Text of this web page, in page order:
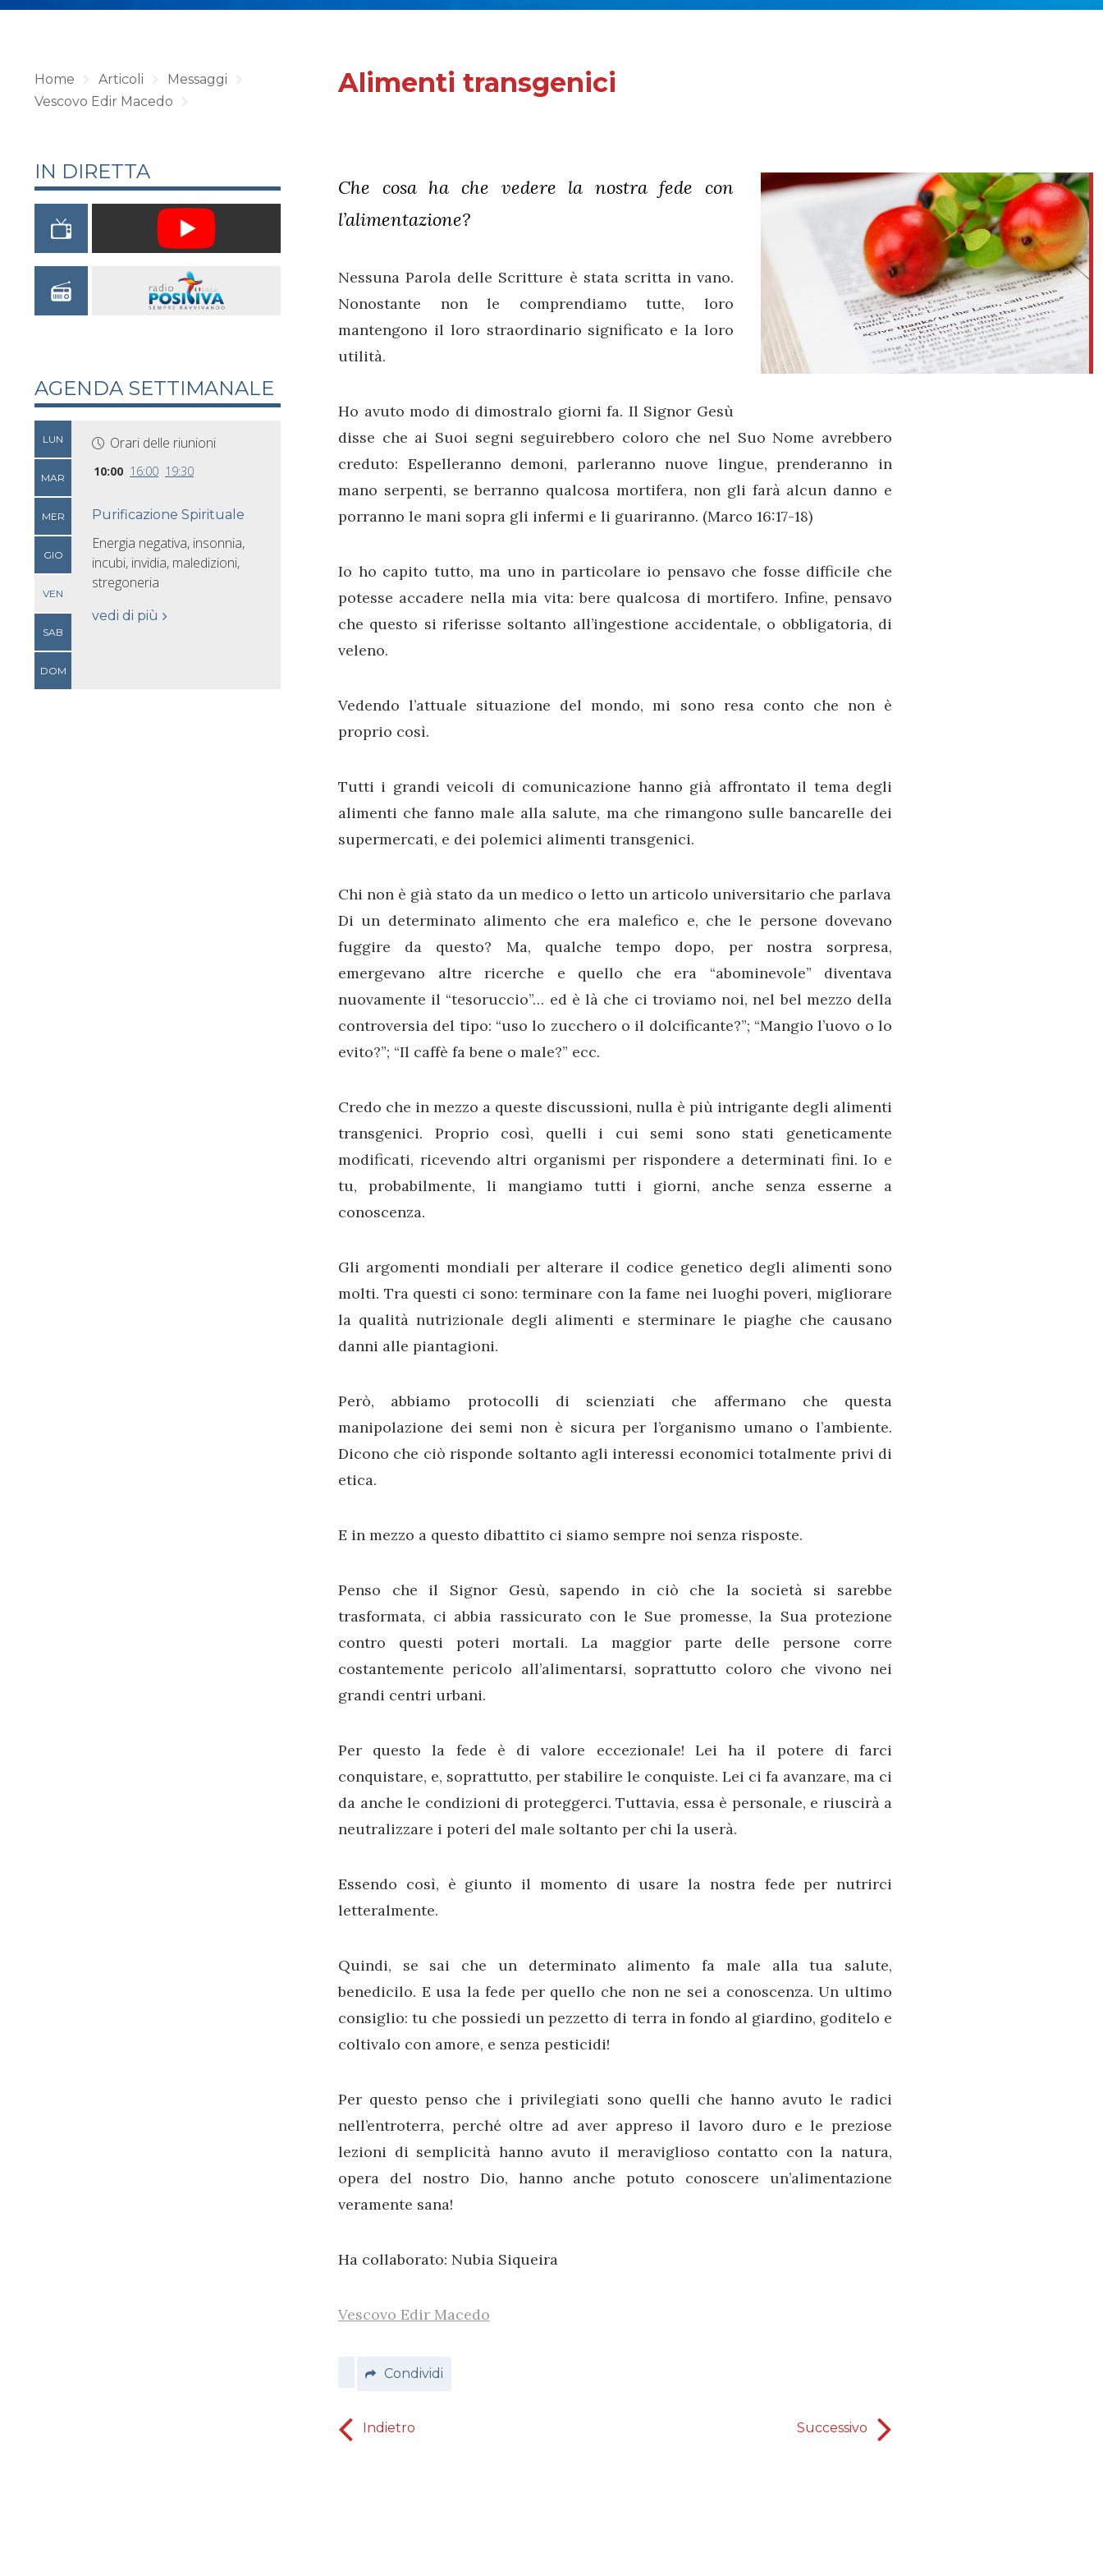
Alimenti transgenici
Che cosa ha che vedere la nostra fede con
l’alimentazione?
Nessuna Parola delle Scritture è stata scritta in vano.
Nonostante non le comprendiamo tutte, loro
mantengono il loro straordinario significato e la loro
utilità.
Ho avuto modo di dimostralo giorni fa. Il Signor Gesù
disse che ai Suoi segni seguirebbero coloro che nel Suo Nome avrebbero
creduto: Espelleranno demoni, parleranno nuove lingue, prenderanno in
mano serpenti, se berranno qualcosa mortifera, non gli farà alcun danno e
porranno le mani sopra gli infermi e li guariranno. (Marco 16:17-18)
Io ho capito tutto, ma uno in particolare io pensavo che fosse difficile che
potesse accadere nella mia vita: bere qualcosa di mortifero. Infine, pensavo
che questo si riferisse soltanto all’ingestione accidentale, o obbligatoria, di
veleno.
Vedendo l’attuale situazione del mondo, mi sono resa conto che non è
proprio così.
Tutti i grandi veicoli di comunicazione hanno già affrontato il tema degli
alimenti che fanno male alla salute, ma che rimangono sulle bancarelle dei
supermercati, e dei polemici alimenti transgenici.
Chi non è già stato da un medico o letto un articolo universitario che parlava
Di un determinato alimento che era malefico e, che le persone dovevano
fuggire da questo? Ma, qualche tempo dopo, per nostra sorpresa,
emergevano altre ricerche e quello che era “abominevole” diventava
nuovamente il “tesoruccio”… ed è là che ci troviamo noi, nel bel mezzo della
controversia del tipo: “uso lo zucchero o il dolcificante?”; “Mangio l’uovo o lo
evito?”; “Il caffè fa bene o male?” ecc.
Credo che in mezzo a queste discussioni, nulla è più intrigante degli alimenti
transgenici. Proprio così, quelli i cui semi sono stati geneticamente
modificati, ricevendo altri organismi per rispondere a determinati fini. Io e
tu, probabilmente, li mangiamo tutti i giorni, anche senza esserne a
conoscenza.
Gli argomenti mondiali per alterare il codice genetico degli alimenti sono
molti. Tra questi ci sono: terminare con la fame nei luoghi poveri, migliorare
la qualità nutrizionale degli alimenti e sterminare le piaghe che causano
danni alle piantagioni.
Però, abbiamo protocolli di scienziati che affermano che questa
manipolazione dei semi non è sicura per l’organismo umano o l’ambiente.
Dicono che ciò risponde soltanto agli interessi economici totalmente privi di
etica.
E in mezzo a questo dibattito ci siamo sempre noi senza risposte.
Penso che il Signor Gesù, sapendo in ciò che la società si sarebbe
trasformata, ci abbia rassicurato con le Sue promesse, la Sua protezione
contro questi poteri mortali. La maggior parte delle persone corre
costantemente pericolo all’alimentarsi, soprattutto coloro che vivono nei
grandi centri urbani.
Per questo la fede è di valore eccezionale! Lei ha il potere di farci
conquistare, e, soprattutto, per stabilire le conquiste. Lei ci fa avanzare, ma ci
da anche le condizioni di proteggerci. Tuttavia, essa è personale, e riuscirà a
neutralizzare i poteri del male soltanto per chi la userà.
Essendo così, è giunto il momento di usare la nostra fede per nutrirci
letteralmente.
Quindi, se sai che un determinato alimento fa male alla tua salute,
benedicilo. E usa la fede per quello che non ne sei a conoscenza. Un ultimo
consiglio: tu che possiedi un pezzetto di terra in fondo al giardino, goditelo e
coltivalo con amore, e senza pesticidi!
Per questo penso che i privilegiati sono quelli che hanno avuto le radici
nell’entroterra, perché oltre ad aver appreso il lavoro duro e le preziose
lezioni di semplicità hanno avuto il meraviglioso contatto con la natura,
opera del nostro Dio, hanno anche potuto conoscere un’alimentazione
veramente sana!
Ha collaborato: Nubia Siqueira
Vescovo Edir Macedo
Condividi
Indietro Successivo
Home Articoli
Messaggi
Vescovo Edir Macedo
IN DIRETTA
AGENDA SETTIMANALE
LUN
MAR
MER
GIO
VEN
SAB
DOM
Orari delle riunioni
10:00 16:00 19:30
Purificazione Spirituale
Energia negativa, insonnia,
incubi, invidia, maledizioni,
stregoneria
vedi di più